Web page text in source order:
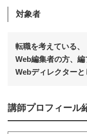
対象者
転職を考えている、
Web編集者の方、編
Webディレクター
講師プロフィール